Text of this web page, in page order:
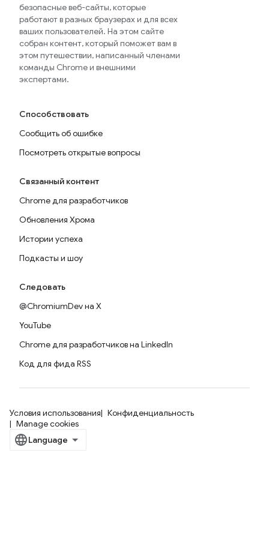
безопасные веб-сайты, которые
работают в разных браузерах и для всех
ваших пользователей. На этом сайте
собран контент, который поможет вам в
этом путешествии, написанный членами
команды Chrome и внешними
экспертами.
Способствовать
Сообщить об ошибке
Посмотреть открытые вопросы
Связанный контент
Chrome для разработчиков
Обновления Хрома
Истории успеха
Подкасты и шоу
Следовать
@ChromiumDev на X
YouTube
Chrome для разработчиков на LinkedIn
Код для фида RSS
Условия использования
Конфиденциальность
Manage cookies